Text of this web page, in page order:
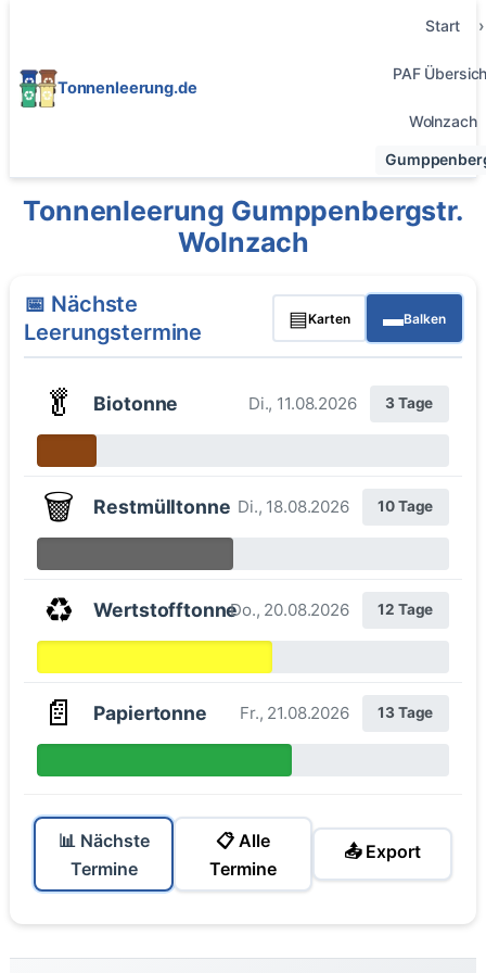
Tonnenleerung.de
Start
PAF
Wolnzach
Tonnenleerung Gumppenbergstr.
Wolnzach
📅 Nächste
Leerungstermine
▤Karten ▬Balken
🥬 Biotonne Di., 11.08.2026 3 Tage
🗑️ Restmülltonne Di., 18.08.2026 10 Tage
♻️ WertstofftonneDo., 20.08.2026 12 Tage
📄 Papiertonne Fr., 21.08.2026 13 Tage
📊 Nächste
Termine
📋 Alle
Termine
📤 Export